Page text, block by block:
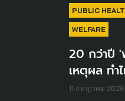
PUBLIC
WELFARE
20 กว่าปี
เหตุผล ท
11 กรกฎาคม 2026